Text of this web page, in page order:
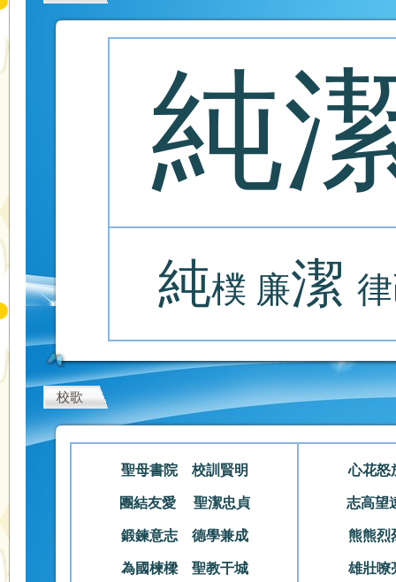
純
純樸 廉潔
校歌
聖母書院 校訓賢明
團結友愛 聖潔忠貞
鍛鍊意志 德學兼成
為國楝樑 聖教干城
心花
志高
熊熊
雄壯